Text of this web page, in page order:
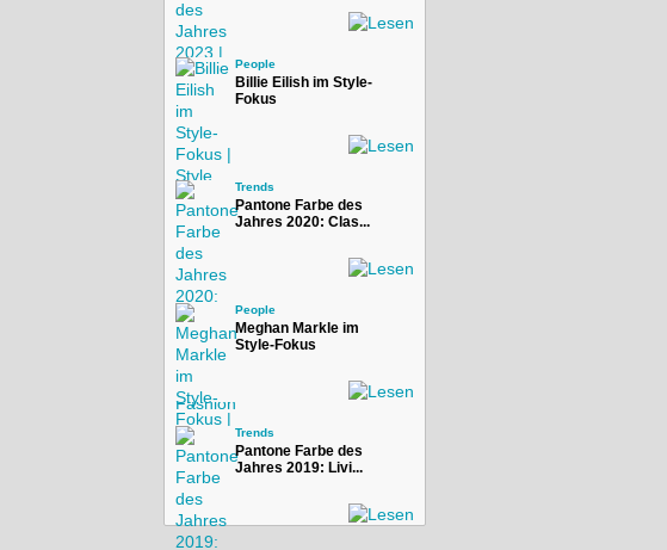
People
Billie Eilish im Style-
Fokus
Trends
Pantone Farbe des
Jahres 2020: Clas...
People
Meghan Markle im
Style-Fokus
Trends
Pantone Farbe des
Jahres 2019: Livi...